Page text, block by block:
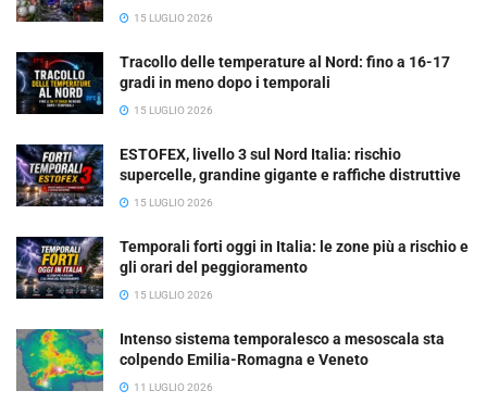
15 LUGLIO 2026
Tracollo delle temperature al Nord: fino a 16-17
gradi in meno dopo i temporali
15 LUGLIO 2026
ESTOFEX, livello 3 sul Nord Italia: rischio
supercelle, grandine gigante e raffiche distruttive
15 LUGLIO 2026
Temporali forti oggi in Italia: le zone più a rischio e
gli orari del peggioramento
15 LUGLIO 2026
Intenso sistema temporalesco a mesoscala sta
colpendo Emilia-Romagna e Veneto
11 LUGLIO 2026